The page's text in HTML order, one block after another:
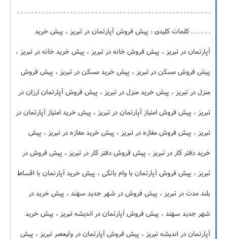
. . . . . . . . . . . . . . . . . . . . . . . . . . . . . . . . . . . . . . . . . . . . . . . . . . . . . . .
. . . . . . کلمات کلیدی : پیش فروش آپارتمان در تبریز ، پیش خرید
آپارتمان در تبریز ، پیش فروش خانه در تبریز ، پیش خرید خانه در تبریز ،
پیش فروش مسکن در تبریز ، پیش خرید مسکن در تبریز ، پیش فروش
منزل در تبریز ، پیش خرید منزل در تبریز ، پیش فروش آپارتمان ارزان در
تبریز ، پیش فروش امتیاز آپارتمان در تبریز ، پیش خرید امتیاز آپارتمان در
تبریز ، پیش فروش مغازه در تبریز ، پیش خرید مغازه در تبریز ، پیش
خرید دفتر کار در تبریز ، پیش فروش دفتر کار در تبریز ، پیش فروش در
تبریز ، پیش فروش آپارتمان با وام بانکی ، پیش خرید آپارنمان با اقساط
بلند مدت در تبریز ، پیش فروش در شهر جدید سهند ، پیش خرید در
شهر جدید سهند ، پیش فروش آپارتمان در اندیشه تبریز ، پیش خرید
آپارتمان در اندیشه تبریز ، پیش فروش آپارتمان در ولیعصر تبریز ، پیش